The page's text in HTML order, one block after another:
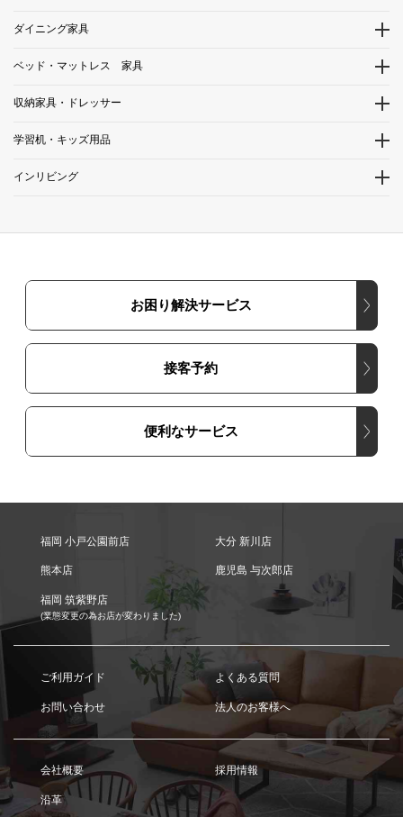
ダイニング家具
ベッド・マットレス 家具
収納家具・ドレッサー
学習机・キッズ用品
インリビング
お困り解決サービス
接客予約
便利なサービス
福岡 小戸公園前店 大分 新川店
熊本店 鹿児島 与次郎店
福岡 筑紫野店
(業態変更の為お店が変わりました)
ご利用ガイド よくある質問
お問い合わせ 法人のお客様へ
会社概要 採用情報
沿革